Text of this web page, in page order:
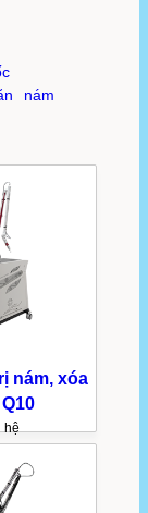
nám
nám, xóa
hệ